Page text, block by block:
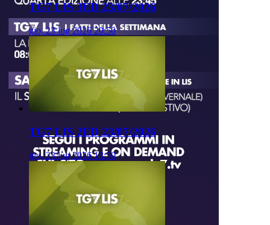
TG7 LIS 3ED 23/07/2026
gio, 23 lug 2026 20:50
TG7 LIS 2ED 23/07/2026
gio, 23 lug 2026 13:50